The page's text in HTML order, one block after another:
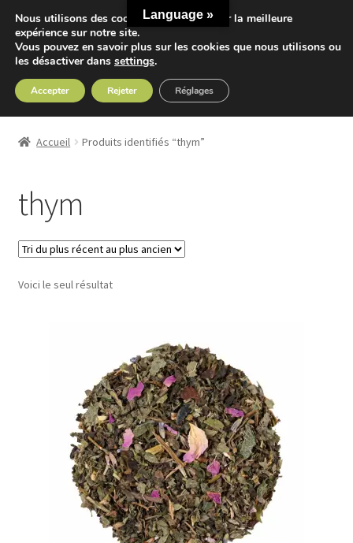
Aller
à
la
navigation
Aller
au
contenu
Accueil
Nos Tisanes
Detox
Sport
Accueil Produits identifiés “thym”
thym
Voici le seul résultat
Language »
Nous utilisons des cookies pour vous offrir la meilleure
expérience sur notre site.
Vous pouvez en savoir plus sur les cookies que nous utilisons ou
les désactiver dans settings.
Accepter Rejeter Réglages